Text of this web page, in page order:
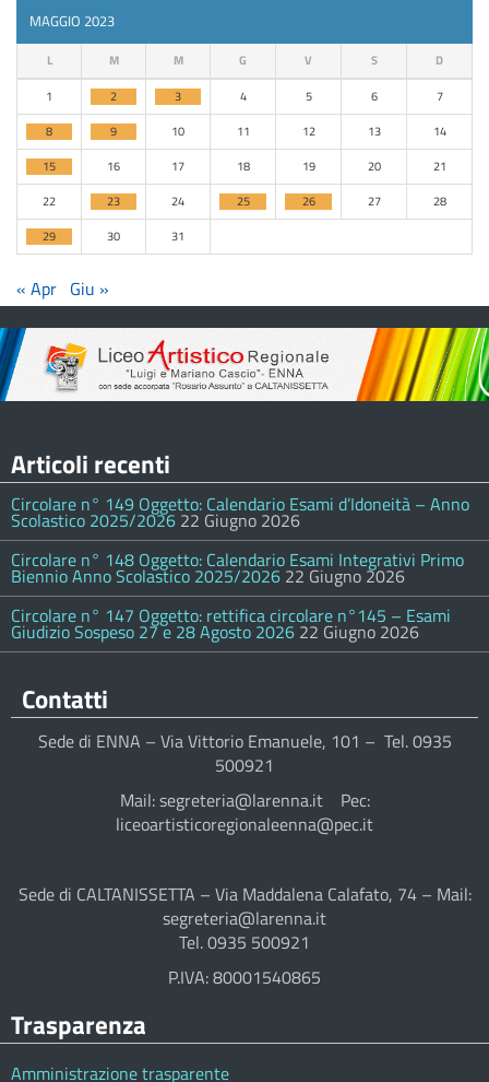
MAGGIO 2023
L M M G V S D
1 2 3 4 5 6
7
8
9 10 11 12 13
14
15
16 17 18 19 20
21
22
23 24 25 26 27
28
29
30 31
« Apr Giu »
Articoli recenti
Circolare n° 149 Oggetto: Calendario Esami d’Idoneità – Anno
Scolastico 2025/2026 22 Giugno 2026
Circolare n° 148 Oggetto: Calendario Esami Integrativi Primo
Biennio Anno Scolastico 2025/2026 22 Giugno 2026
Circolare n° 147 Oggetto: rettifica circolare n°145 – Esami
Giudizio Sospeso 27 e 28 Agosto 2026 22 Giugno 2026
Contatti
Sede di ENNA – Via Vittorio Emanuele, 101 – Tel. 0935
500921
Mail: segreteria@larenna.it Pec:
liceoartisticoregionaleenna@pec.it
Sede di CALTANISSETTA – Via Maddalena Calafato, 74 – Mail:
segreteria@larenna.it
Tel. 0935 500921
P.IVA: 80001540865
Trasparenza
Amministrazione trasparente